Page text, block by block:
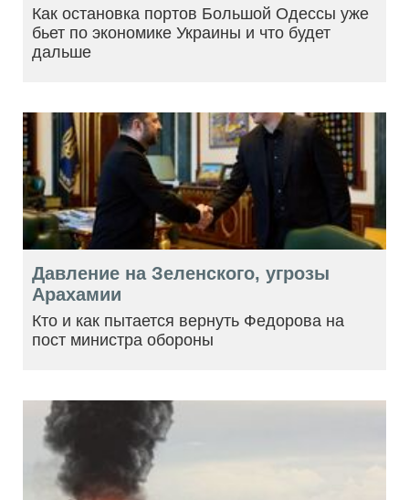
Как остановка портов Большой Одессы уже
бьет по экономике Украины и что будет
дальше
Давление на Зеленского, угрозы
Арахамии
Кто и как пытается вернуть Федорова на
пост министра обороны